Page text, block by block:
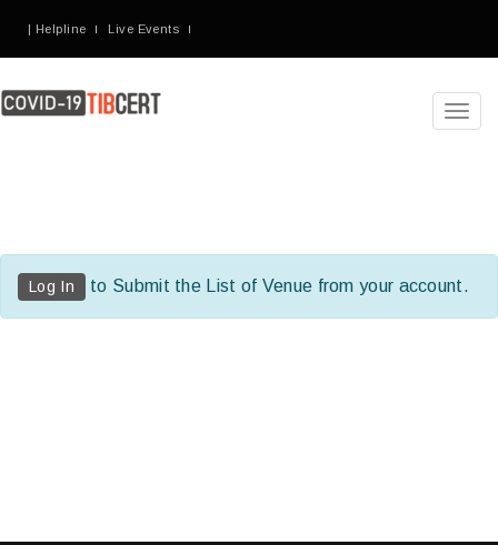
| Helpline Live Events
Log In to Submit the List of Venue from your account.